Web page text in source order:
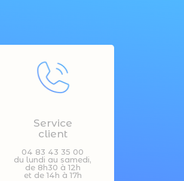
Service
client
04 83 43 35 00
du lundi au samedi,
de 8h30 à 12h
et de 14h à 17h